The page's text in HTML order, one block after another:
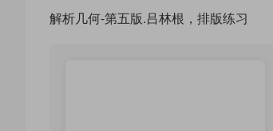
解析几何-第五版.吕林根，排版练习